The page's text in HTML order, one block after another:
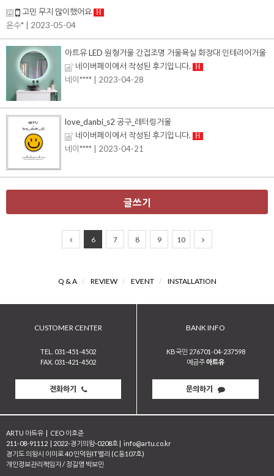
고민 무지 많이했어요 H
윤수* | 2023-05-04
아트유 LED 원형거울 간접조명 거울욕실 화장대 인테리어거울
네이버페이에서 작성된 후기입니다.
H
네이**** | 2023-04-28
love_danbi_s2 공구_레터링거울
네이버페이에서 작성된 후기입니다.
H
네이**** | 2023-04-21
글쓰기
6 7 8 9 10
Q & A / REVIEW / EVENT / INSTALLATION
CUSTOMER CENTER
TEL. 031-451-4502
FAX. 031-421-4502
전화하기
BANK INFO
KB국민 276701-04-237598
예금주아트유
문의하기
ARTU 아트유 | CEO 이호준
211-08-91112 | 2022-경기의왕-0208호 | info@artu.co.kr
경기도 의왕시 이미로 40 인덕원IT밸리 (C동107호)
개인정보관리책임자 / 정길영 박보민